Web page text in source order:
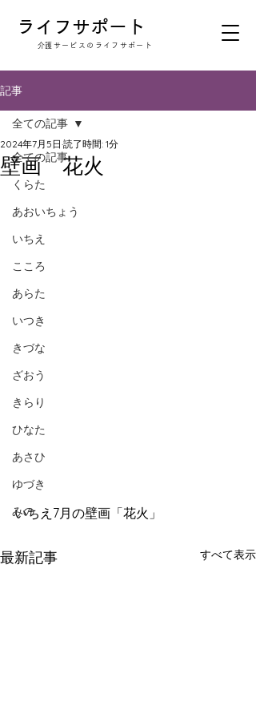
​ライフサポート
​介護サービスのライフサポート
記事
全ての記事
くらた
あおいちょう
いちえ
こころ
あらた
いつき
きづな
ざおう
きらり
ひなた
あさひ
ゆづき
みの
全ての記事
壁画 花火
2024年7月5日 読了時間: 1分
いちえ7月の壁画「花火」
最新記事 すべて表示